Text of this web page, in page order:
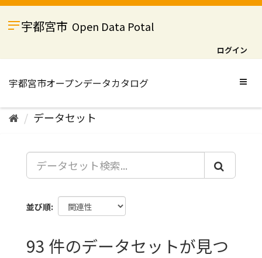
ス
宇都宮市 Open Data Potal
ログイン
データセット
並び順
93 件のデータセットが見つ